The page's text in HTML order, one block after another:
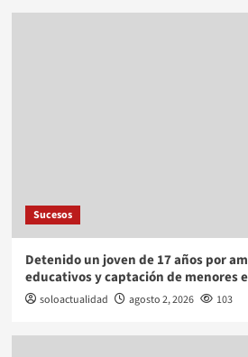
Sucesos
Detenido un joven de 17 años por
educativos y captación de menores
soloactualidad agosto 2, 2026 103